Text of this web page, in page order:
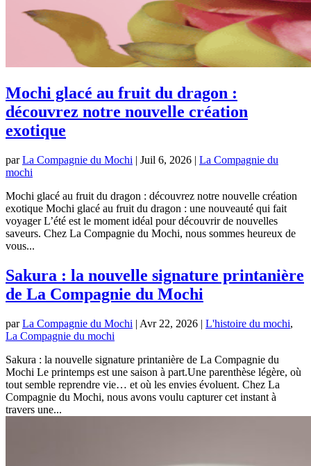
Mochi glacé au fruit du dragon :
découvrez notre nouvelle création
exotique
parLa Compagnie du Mochi | Juil 6, 2026 | La Compagnie du
mochi
Mochi glacé au fruit du dragon : découvrez notre nouvelle création
exotique Mochi glacé au fruit du dragon : une nouveauté qui fait
voyager L’été est le moment idéal pour découvrir de nouvelles
saveurs. Chez La Compagnie du Mochi, nous sommes heureux de
vous...
Sakura : la nouvelle signature printanière
de La Compagnie du Mochi
parLa Compagnie du Mochi | Avr 22, 2026 | L'histoire du mochi,
La Compagnie du mochi
Sakura : la nouvelle signature printanière de La Compagnie du
Mochi Le printemps est une saison à part.Une parenthèse légère, où
tout semble reprendre vie… et où les envies évoluent. Chez La
Compagnie du Mochi, nous avons voulu capturer cet instant à
travers une...